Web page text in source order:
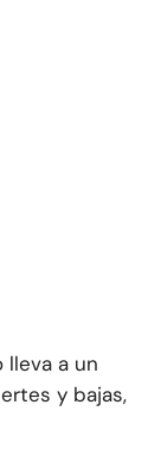
lleva a un
y bajas,